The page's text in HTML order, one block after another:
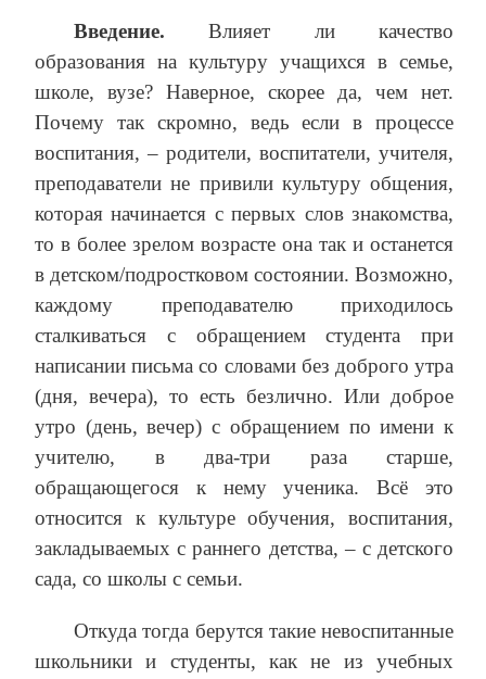
Введение. Влияет ли качество
образования на культуру учащихся в семье,
школе, вузе? Наверное, скорее да, чем нет.
Почему так скромно, ведь если в процессе
воспитания, – родители, воспитатели, учителя,
преподаватели не привили культуру общения,
которая начинается с первых слов знакомства,
то в более зрелом возрасте она так и останется
в детском/подростковом состоянии. Возможно,
каждому преподавателю приходилось
сталкиваться с обращением студента при
написании письма со словами без доброго утра
(дня, вечера), то есть безлично. Или доброе
утро (день, вечер) с обращением по имени к
учителю, в два-три раза старше,
обращающегося к нему ученика. Всё это
относится к культуре обучения, воспитания,
закладываемых с раннего детства, – с детского
сада, со школы с семьи.
Откуда тогда берутся такие невоспитанные
школьники и студенты, как не из учебных